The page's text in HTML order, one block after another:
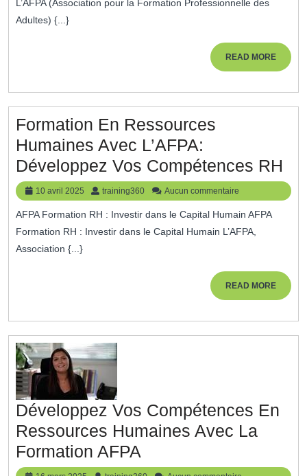
L’AFPA:
Acquérir
Compétences
Clés
Pour
La
Gestion
RH
L’AFPA (Association pour la Formation Professionnelle des
Adultes) {...}
READ MOREREAD
MORE
Formation En Ressources
Humaines Avec L’AFPA:
Développez Vos Compétences RH
En
10 avril 2025
10
avril
2025
training360 training360
Aucun commentaire
AFPA Formation RH : Investir dans le Capital Humain AFPA
Formation RH : Investir dans le Capital Humain L’AFPA,
Association {...}
READ MOREREAD
MORE
Développez Vos Compétences En
Ressources Humaines Avec La
Formation AFPA
Vos